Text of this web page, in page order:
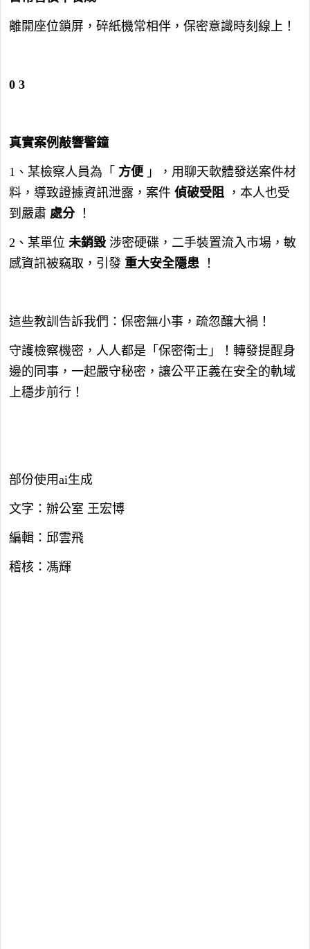
離開座位鎖屏，碎紙機常相伴，保密意識時刻線上！
0 3
真實案例敲響警鐘
1、某檢察人員為「 方便 」，用聊天軟體發送案件材
料，導致證據資訊泄露，案件 偵破受阻 ，本人也受
到嚴肅 處分 ！
2、某單位 未銷毀 涉密硬碟，二手裝置流入市場，敏
感資訊被竊取，引發 重大安全隱患 ！
這些教訓告訴我們：保密無小事，疏忽釀大禍！
守護檢察機密，人人都是「保密衛士」！轉發提醒身
邊的同事，一起嚴守秘密，讓公平正義在安全的軌域
上穩步前行！
部份使用ai生成
文字：辦公室 王宏博
編輯：邱雲飛
稽核：馮輝